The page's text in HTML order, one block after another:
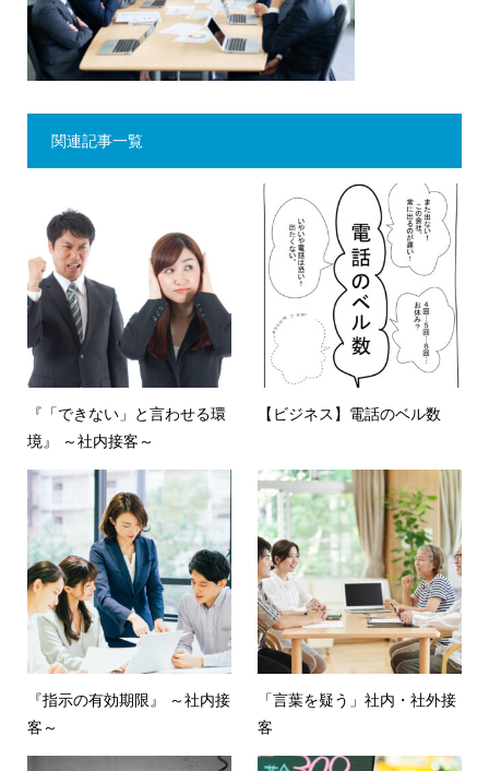
関連記事一覧
『「できない」と言わせる環
境』 ～社内接客～
【ビジネス】電話のベル数
『指示の有効期限』 ～社内接
客～
「言葉を疑う」社内・社外接
客